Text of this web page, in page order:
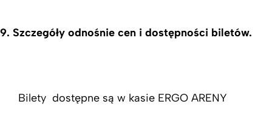
9. Szczegóły odnośnie cen i dostępności biletów.
Bilety dostępne są w kasie ERGO ARENY